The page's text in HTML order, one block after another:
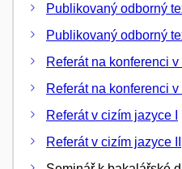
Publikovaný odborný
Publikovaný odborný
Referát na konferenci v
Referát na konferenci
Referát v cizím jazyce I
Referát v cizím jazyce II